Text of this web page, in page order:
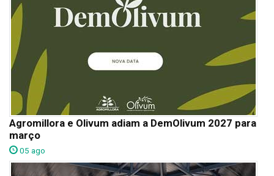
Agromillora e Olivum adiam a DemOlivum 2027 para
março
05 ago